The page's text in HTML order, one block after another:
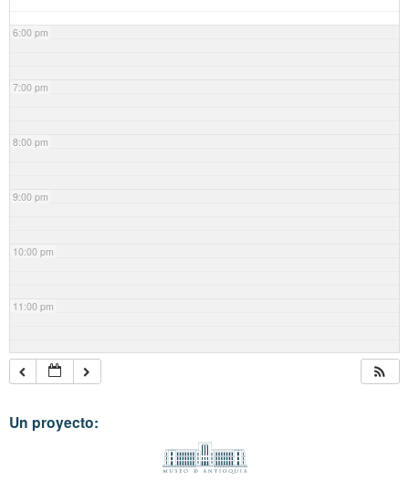
6:00 pm
7:00 pm
8:00 pm
9:00 pm
10:00 pm
11:00 pm
Un proyecto: